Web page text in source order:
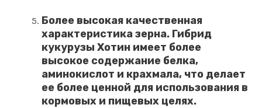
Более высокая качественная
характеристика зерна. Гибрид
кукурузы Хотин имеет более
высокое содержание белка,
аминокислот и крахмала, что делает
ее более ценной для использования в
кормовых и пищевых целях.